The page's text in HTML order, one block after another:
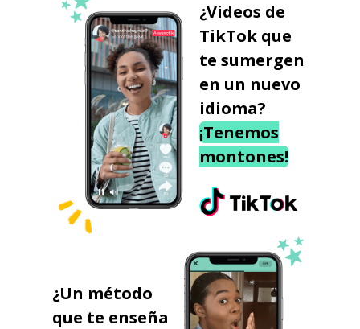
¿Videos de
TikTok que
te sumergen
en un nuevo
idioma?
¡Tenemos
montones!
¿Un método
que te enseña